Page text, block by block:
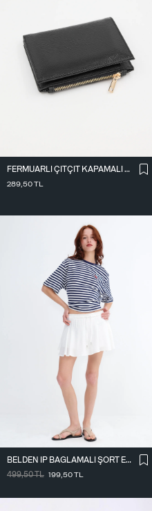
FERMUARLI ÇITÇIT KAPAMALI CÜZDAN CZDN118-F6
289,50TL
BELDEN İ̇P BAĞLAMALI ŞORT ETEK Ş16072-L7
499,50TL 199,50TL